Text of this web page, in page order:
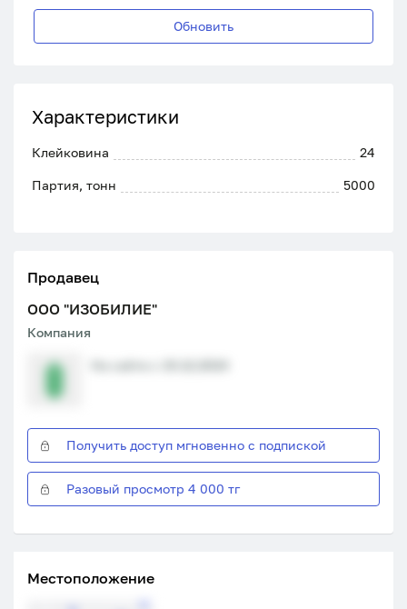
Обновить
Характеристики
Клейковина 24
Партия, тонн 5000
Продавец
ООО "ИЗОБИЛИЕ"
Компания
Получить доступ мгновенно с подпиской
Разовый просмотр 4 000 тг
Местоположение